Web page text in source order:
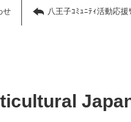
せ 八王子ｺﾐｭﾆﾃｨ活動応